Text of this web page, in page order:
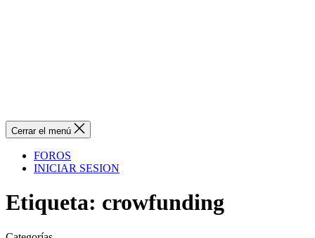
Cerrar el menú
FOROS
INICIAR SESION
Etiqueta: crowfunding